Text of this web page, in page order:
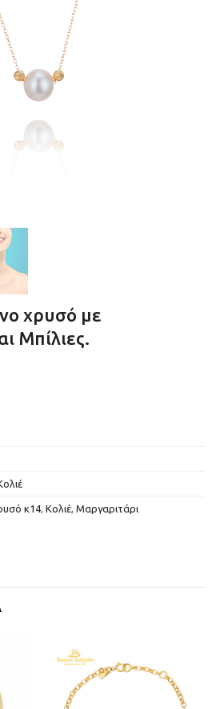
χρυσό με
Μπίλιες.
κ14 Κολιέ Μαργαριτάρι